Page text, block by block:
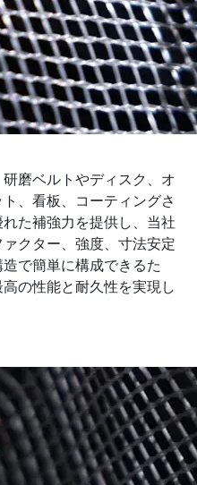
磨ベルトやディスク、オ
、看板、コーティングさ
た補強力を提供し、当社
クター、強度、寸法安定
で簡単に構成できるた
の性能と耐久性を実現し